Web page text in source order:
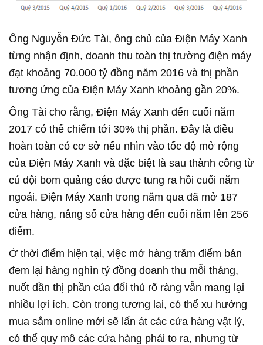
Ông Nguyễn Đức Tài, ông chủ của Điện Máy Xanh
từng nhận định, doanh thu toàn thị trường điện máy
đạt khoảng 70.000 tỷ đồng năm 2016 và thị phần
tương ứng của Điện Máy Xanh khoảng gần 20%.
Ông Tài cho rằng, Điện Máy Xanh đến cuối năm
2017 có thể chiếm tới 30% thị phần. Đây là điều
hoàn toàn có cơ sở nếu nhìn vào tốc độ mở rộng
của Điện Máy Xanh và đặc biệt là sau thành công từ
cú dội bom quảng cáo được tung ra hồi cuối năm
ngoái. Điện Máy Xanh trong năm qua đã mở 187
cửa hàng, nâng số cửa hàng đến cuối năm lên 256
điểm.
Ở thời điểm hiện tại, việc mở hàng trăm điểm bán
đem lại hàng nghìn tỷ đồng doanh thu mỗi tháng,
nuốt dần thị phần của đối thủ rõ ràng vẫn mang lại
nhiều lợi ích. Còn trong tương lai, có thể xu hướng
mua sắm online mới sẽ lấn át các cửa hàng vật lý,
có thể quy mô các cửa hàng phải to ra, nhưng từ